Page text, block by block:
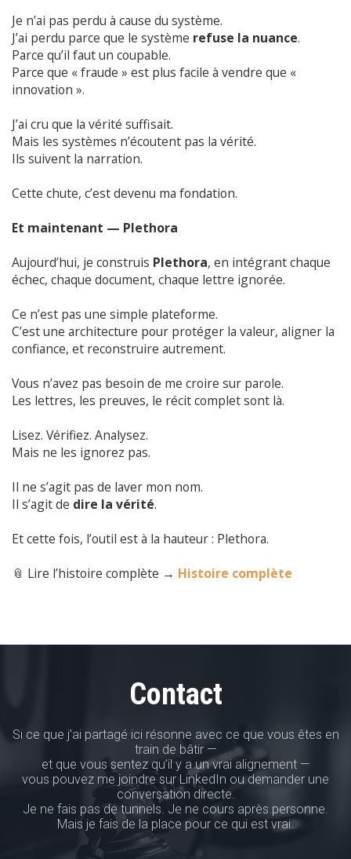
Je n’ai pas perdu à cause du système.
J’ai perdu parce que le système refuse la nuance.
Parce qu’il faut un coupable.
Parce que « fraude » est plus facile à vendre que «
innovation ».
J’ai cru que la vérité suffisait.
Mais les systèmes n’écoutent pas la vérité.
Ils suivent la narration.
Cette chute, c’est devenu ma fondation.
Et maintenant — Plethora
Aujourd’hui, je construis Plethora, en intégrant chaque
échec, chaque document, chaque lettre ignorée.
Ce n’est pas une simple plateforme.
C’est une architecture pour protéger la valeur, aligner la
confiance, et reconstruire autrement.
Vous n’avez pas besoin de me croire sur parole.
Les lettres, les preuves, le récit complet sont là.
Lisez. Vérifiez. Analysez.
Mais ne les ignorez pas.
Il ne s’agit pas de laver mon nom.
Il s’agit de dire la vérité.
Et cette fois, l’outil est à la hauteur : Plethora.
📎 Lire l’histoire complète → Histoire complète
Contact
Si ce que j’ai partagé ici résonne avec ce que vous êtes en
train de bâtir —
et que vous sentez qu’il y a un vrai alignement —
vous pouvez me joindre sur LinkedIn ou demander une
conversation directe.
Je ne fais pas de tunnels. Je ne cours après personne.
Mais je fais de la place pour ce qui est vrai.